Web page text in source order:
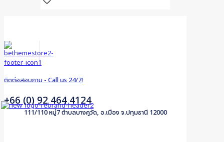
ติดต่อสอบถาม - Call us 24/7!
+66 (0) 92 464 4124
111/110 หมู่7 ตำบลบางคูวัด, อ.เมือง จ.ปทุมธานี 12000